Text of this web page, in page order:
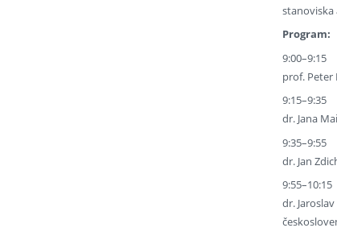
Program:
9:00–9:15
prof. Peter
9:15–9:35
dr. Jana
9:35–9:55
dr. Jan
9:55–10:15
dr.